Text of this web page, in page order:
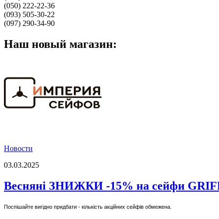
(050) 222-22-36
(093) 505-30-22
(097) 290-34-90
Наш новый магазин:
Новости
03.03.2025
Весняні ЗНИЖКИ -15% на сейфи
Поспішайте вигідно придбати - кількість акційних сейфів обмежена.